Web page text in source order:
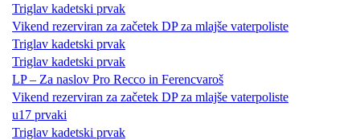
Triglav kadetski prvak
Vikend rezerviran za začetek DP za mlajše vaterpoliste
Triglav kadetski prvak
Triglav kadetski prvak
LP – Za naslov Pro Recco in Ferencvaroš
Vikend rezerviran za začetek DP za mlajše vaterpoliste
u17 prvaki
Triglav kadetski prvak